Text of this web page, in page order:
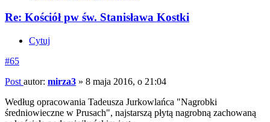
Re: Kościół pw św. Stanisława Kostki
Cytuj
#65
Post autor: mirza3 » 8 maja 2016, o 21:04
Według opracowania Tadeusza Jurkowlańca "Nagrobki
średniowieczne w Prusach", najstarszą płytą nagrobną zachowaną